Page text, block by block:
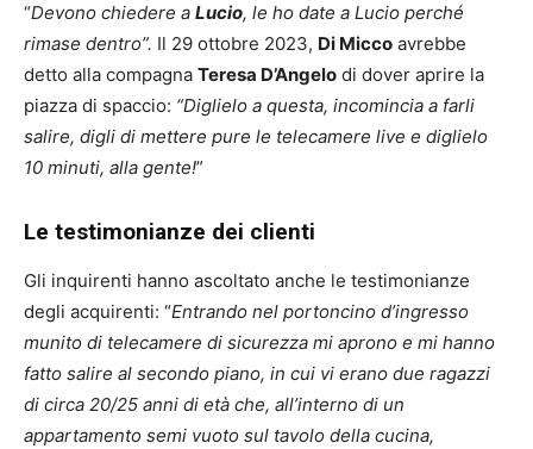
“Devono chiedere a Lucio, le ho date a Lucio perché
rimase dentro”. Il 29 ottobre 2023, Di Micco avrebbe
detto alla compagna Teresa D’Angelo di dover aprire la
piazza di spaccio: “Diglielo a questa, incomincia a farli
salire, digli di mettere pure le telecamere live e diglielo
10 minuti, alla gente!”
Le testimonianze dei clienti
Gli inquirenti hanno ascoltato anche le testimonianze
degli acquirenti: “Entrando nel portoncino d’ingresso
munito di telecamere di sicurezza mi aprono e mi hanno
fatto salire al secondo piano, in cui vi erano due ragazzi
di circa 20/25 anni di età che, all’interno di un
appartamento semi vuoto sul tavolo della cucina,